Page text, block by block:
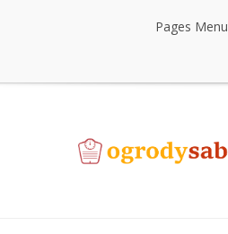
Pages Menu